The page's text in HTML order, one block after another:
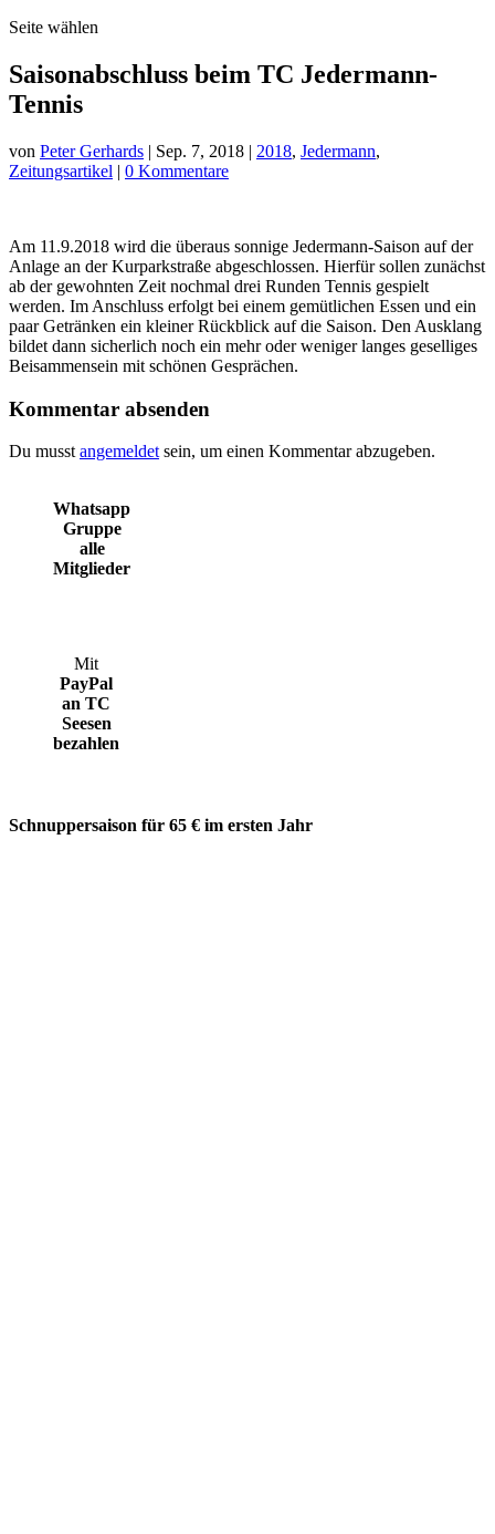
Seite wählen
Saisonabschluss beim TC Jedermann-
Tennis
von Peter Gerhards | Sep. 7, 2018 | 2018, Jedermann,
Zeitungsartikel | 0 Kommentare
Am 11.9.2018 wird die überaus sonnige Jedermann-Saison auf der
Anlage an der Kurparkstraße abgeschlossen. Hierfür sollen zunächst
ab der gewohnten Zeit nochmal drei Runden Tennis gespielt
werden. Im Anschluss erfolgt bei einem gemütlichen Essen und ein
paar Getränken ein kleiner Rückblick auf die Saison. Den Ausklang
bildet dann sicherlich noch ein mehr oder weniger langes geselliges
Beisammensein mit schönen Gesprächen.
Kommentar absenden
Du musst angemeldet sein, um einen Kommentar abzugeben.
Whatsapp
Gruppe
alle
Mitglieder
Mit
PayPal
an TC
Seesen
bezahlen
Schnuppersaison für 65 € im ersten Jahr